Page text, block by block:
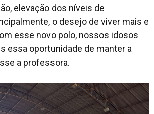
elevação dos níveis de
o desejo de viver mais e
esse novo polo, nossos idosos
essa oportunidade de manter a
a professora.